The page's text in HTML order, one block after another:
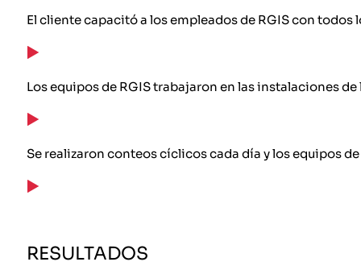
El cliente capacitó a los empleados de RGIS con
Los equipos de RGIS trabajaron en las instalaciones
Se realizaron conteos cíclicos cada día y los equipos
RESULTADOS